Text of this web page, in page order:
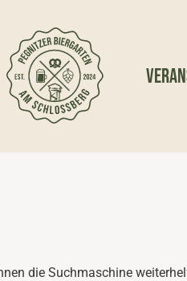
die Suchmaschine